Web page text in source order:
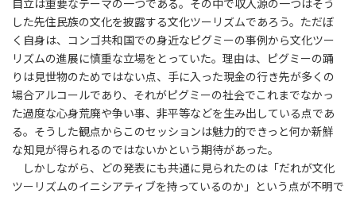
自立は重要なテーマの一つである。その中で収入源の一つはそう
した先住民族の文化を披露する文化ツーリズムであろう。ただぼ
く自身は、コンゴ共和国での身近なピグミーの事例から文化ツー
リズムの進展に慎重な立場をとっていた。理由は、ピグミーの踊
りは見世物のためではない点、手に入った現金の行き先が多くの
場合アルコールであり、それがピグミーの社会でこれまでなかっ
た過度な心身荒廃や争い事、非平等などを生み出している点であ
る。そうした観点からこのセッションは魅力的できっと何か新鮮
な知見が得られるのではないかという期待があった。
しかしながら、どの発表にも共通に見られたのは「だれが文化
ツーリズムのイニシアティブを持っているのか」という点が不明で